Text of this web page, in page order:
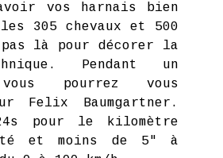
vos harnais bien
305 chevaux et 500
pas là pour décorer la
Pendant un
pourrez vous
Felix Baumgartner.
pour le kilomètre
et moins de 5" à